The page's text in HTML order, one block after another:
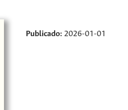
Publicado: 2026-01-01